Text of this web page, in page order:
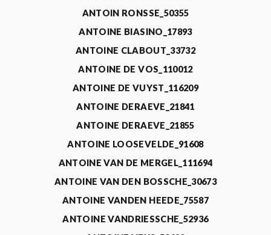
ANTOIN RONSSE_50355
ANTOINE BIASINO_17893
ANTOINE CLABOUT_33732
ANTOINE DE VOS_110012
ANTOINE DE VUYST_116209
ANTOINE DERAEVE_21841
ANTOINE DERAEVE_21855
ANTOINE LOOSEVELDE_91608
ANTOINE VAN DE MERGEL_111694
ANTOINE VAN DEN BOSSCHE_30673
ANTOINE VANDEN HEEDE_75587
ANTOINE VANDRIESSCHE_52936